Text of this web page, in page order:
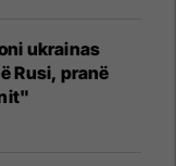
ukrainas
Rusi, pranë